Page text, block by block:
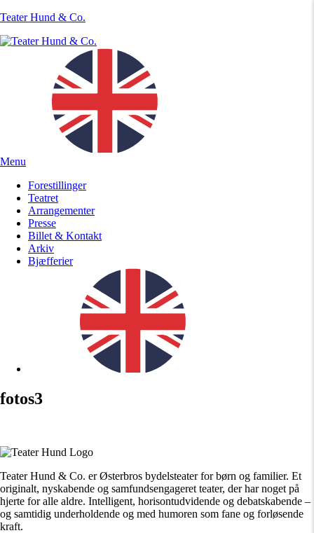
Teater Hund & Co.
Menu
Forestillinger
Teatret
Arrangementer
Presse
Billet & Kontakt
Arkiv
Bjæfferier
fotos3
Teater Hund & Co. er Østerbros bydelsteater for børn og familier. Et
originalt, nyskabende og samfundsengageret teater, der har noget på
hjerte for alle aldre. Intelligent, horisontudvidende og debatskabende –
og samtidig underholdende og med humoren som fane og forløsende
kraft.